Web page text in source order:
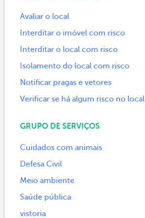
Avaliar o local
Interditar o imóvel com risco
Interditar o local com risco
Isolamento do local com risco
Notificar pragas e vetores
Verificar se há algum risco no local
GRUPO DE SERVIÇOS
Cuidados com animais
Defesa Civil
Meio ambiente
Saúde pública
vistoria